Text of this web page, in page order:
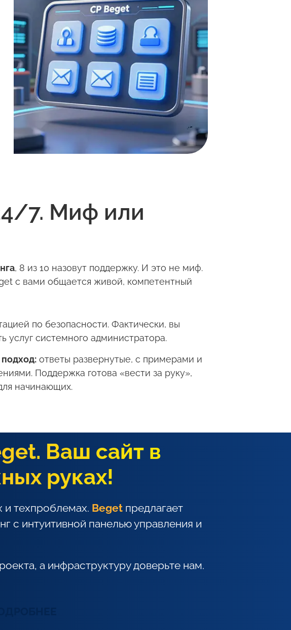
7. Миф или
, 8 из 10 назовут поддержку. И это не миф.
с вами общается живой, компетентный
по безопасности. Фактически, вы
услуг системного администратора.
ответы развернутые, с примерами и
Поддержка готова «вести за руку»,
начинающих.
Ваш сайт в
руках!
и техпроблемах. Beget предлагает
с интуитивной панелью управления и
а инфраструктуру доверьте нам.